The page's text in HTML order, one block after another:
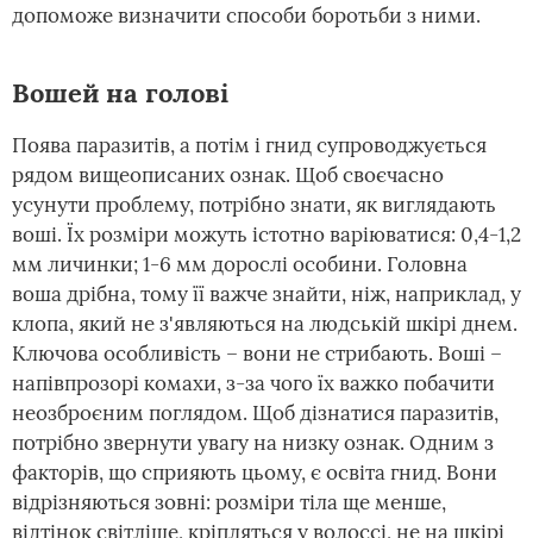
допоможе визначити способи боротьби з ними.
Вошей на голові
Поява паразитів, а потім і гнид супроводжується
рядом вищеописаних ознак. Щоб своєчасно
усунути проблему, потрібно знати, як виглядають
воші. Їх розміри можуть істотно варіюватися: 0,4-1,2
мм личинки; 1-6 мм дорослі особини. Головна
воша дрібна, тому її важче знайти, ніж, наприклад, у
клопа, який не з'являються на людській шкірі днем.
Ключова особливість – вони не стрибають. Воші –
напівпрозорі комахи, з-за чого їх важко побачити
неозброєним поглядом. Щоб дізнатися паразитів,
потрібно звернути увагу на низку ознак. Одним з
факторів, що сприяють цьому, є освіта гнид. Вони
відрізняються зовні: розміри тіла ще менше,
відтінок світліше, кріпляться у волоссі, не на шкірі